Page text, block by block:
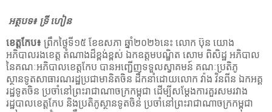
អត្ថបទ៖ ទ្រី ហៀន
ខេត្តកែប៖ ព្រឹកថ្ងៃទី១៥ ខែឧសភា ឆ្នាំ២០២៦នេះ លោក ប៊ុន យោង
អភិបាលរងខេត្ត តំណាងដ៏ខ្ពង់ខ្ពស់ ឯកឧត្តមបណ្ឌិត សោម ពិសិដ្ឋ អភិបាល
នៃគណៈអភិបាលខេត្តកែប បានអញ្ជើញទទួលស្វាគមន៍ គណៈប្រតិភូ
ស្ថានទូតសាធារណរដ្ឋប្រជាមានិតចិន ដឹកនាំដោយលោក វ៉ាង វិនពីន ឯកអគ្គ
រដ្ឋទូតចិន ប្រចាំនៅព្រះរាជាណាចក្រកម្ពុជា ដើម្បីសម្តែងការគួរសមរវាង
រដ្ឋបាលខេត្តកែប និងប្រតិភូស្ថានទូតចិន ប្រចាំនៅព្រះរាជាណាចក្រកម្ពុជា